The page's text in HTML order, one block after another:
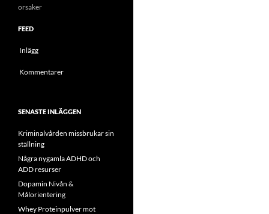
orsaker
FEED
Inlägg
Kommentarer
SENASTE INLÄGGEN
Kriminalvården missbrukar sin
ställning
Några nygamla ADHD och
ADD resurser
Dopamin Nivån &
Målorientering
Whey Proteinpulver mot